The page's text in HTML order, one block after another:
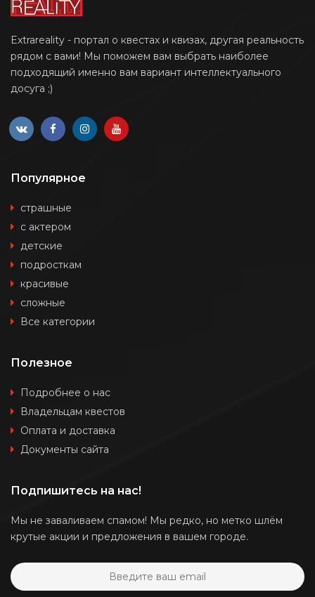
Extrareality - портал о квестах и квизах, другая реальность
рядом с вами! Мы поможем вам выбрать наиболее
подходящий именно вам вариант интеллектуального
досуга ;)
Популярное
страшные
с актером
детские
подросткам
красивые
сложные
Все категории
Полезное
Подробнее о нас
Владельцам квестов
Оплата и доставка
Документы сайта
Подпишитесь на нас!
Мы не заваливаем спамом! Мы редко, но метко шлём
крутые акции и предложения в вашем городе.